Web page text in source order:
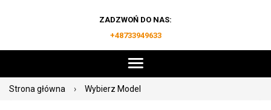
ZADZWOŃ DO NAS:
+48733949633
Strona główna › Wybierz Model